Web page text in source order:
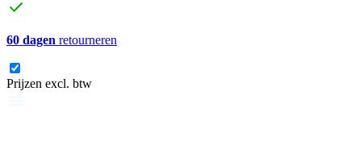
60 dagen retourneren
Prijzen excl. btw